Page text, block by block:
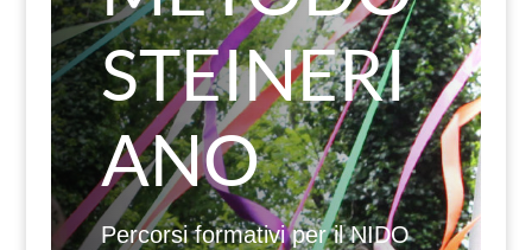
STEINERI
ANO
Percorsi formativi per il NIDO